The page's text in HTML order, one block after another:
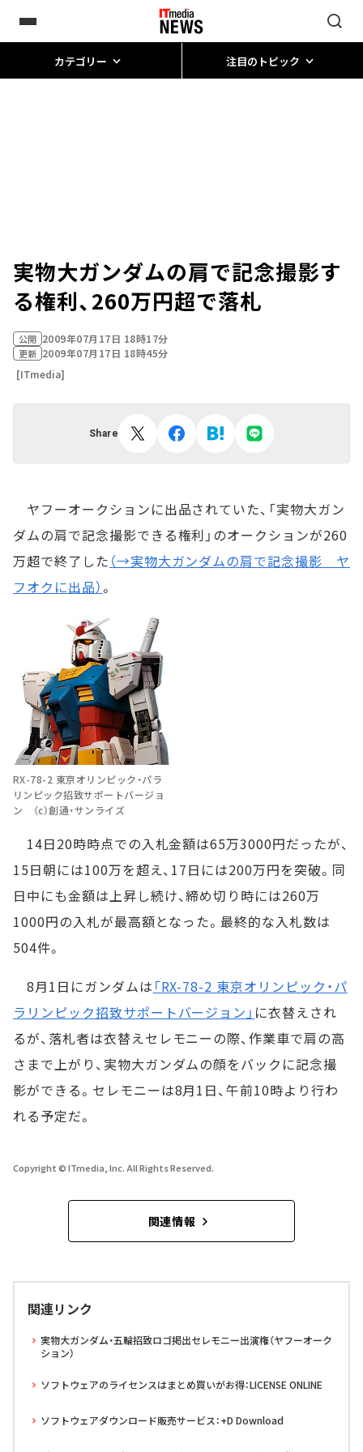
カテゴリー 注目のトピック
実物大ガンダムの肩で記念撮影す
る権利、260万円超で落札
公開 2009年07月17日 18時17分
更新 2009年07月17日 18時45分
[ITmedia]
Share
ヤフーオークションに出品されていた、「実物大ガン
ダムの肩で記念撮影できる権利」のオークションが260
万超で終了した （→実物大ガンダムの肩で記念撮影 ヤ
フオクに出品）。
RX-78-2 東京オリンピック・パラ
リンピック招致サポートバージョ
ン （c）創通・サンライズ
14日20時時点での入札金額は65万3000円だったが、
15日朝には100万を超え、17日には200万円を突破。同
日中にも金額は上昇し続け、締め切り時には260万
1000円の入札が最高額となった。最終的な入札数は
504件。
8月1日にガンダムは 「RX-78-2 東京オリンピック・パ
ラリンピック招致サポートバージョン」 に衣替えされ
るが、落札者は衣替えセレモニーの際、作業車で肩の高
さまで上がり、実物大ガンダムの顔をバックに記念撮
影ができる。セレモニーは8月1日、午前10時より行わ
れる予定だ。
Copyright © ITmedia, Inc. All Rights Reserved.
関連情報
関連リンク
実物大ガンダム・五輪招致ロゴ掲出セレモニー出演権（ヤフーオーク
ション）
ソフトウェアのライセンスはまとめ買いがお得：LICENSE ONLINE
ソフトウェアダウンロード販売サービス：+D Download